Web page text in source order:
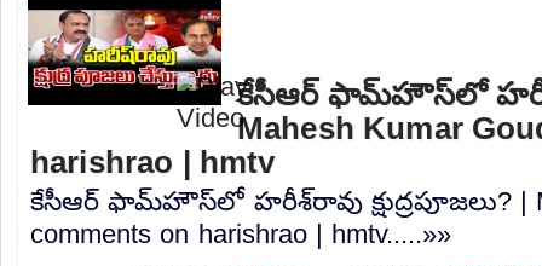
కేసీఆర్ ఫామ్‌హౌస్‌లో
Mahesh Kumar
harishrao | hmtv
కేసీఆర్ ఫామ్‌హౌస్‌లో హరీశ్‌రావు క్షుద్రపూజలు? |
comments on harishrao | hmtv.....»»